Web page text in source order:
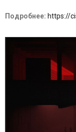
Подробнее: https://